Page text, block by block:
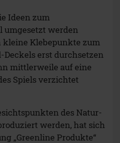
des Natur-
werden, hat sich
„Greenline Produkte“
haben dann keine
sind die Karten in
umwickelt
eingeschweißt.
greifen Verlage
auf recyceltes
auf zertifizierte